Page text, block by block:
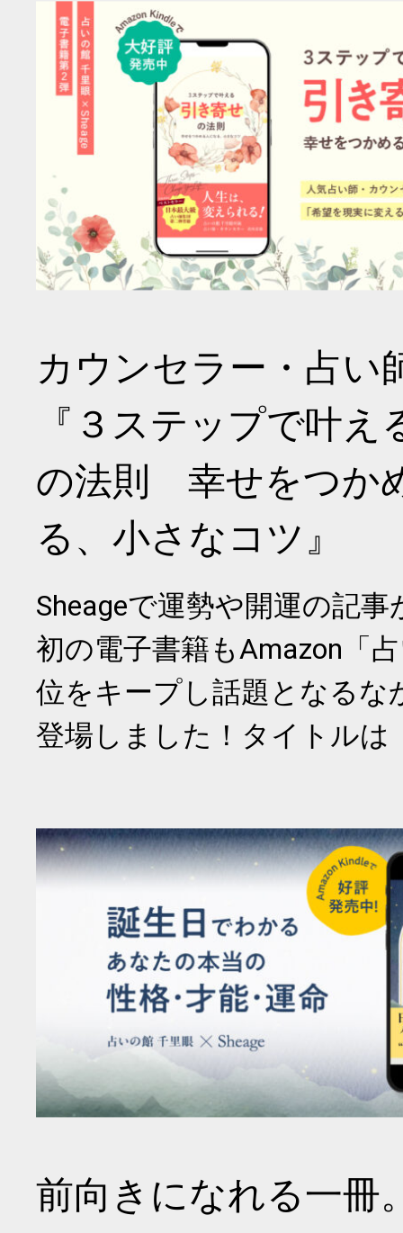
カウンセラー・占い
『３ステップで叶
の法則 幸せをつか
る、小さなコツ』
Sheageで運勢や開運の記
初の電子書籍もAmazon「
位をキープし話題となるな
登場しました！タイトルは
前向きになれる一冊